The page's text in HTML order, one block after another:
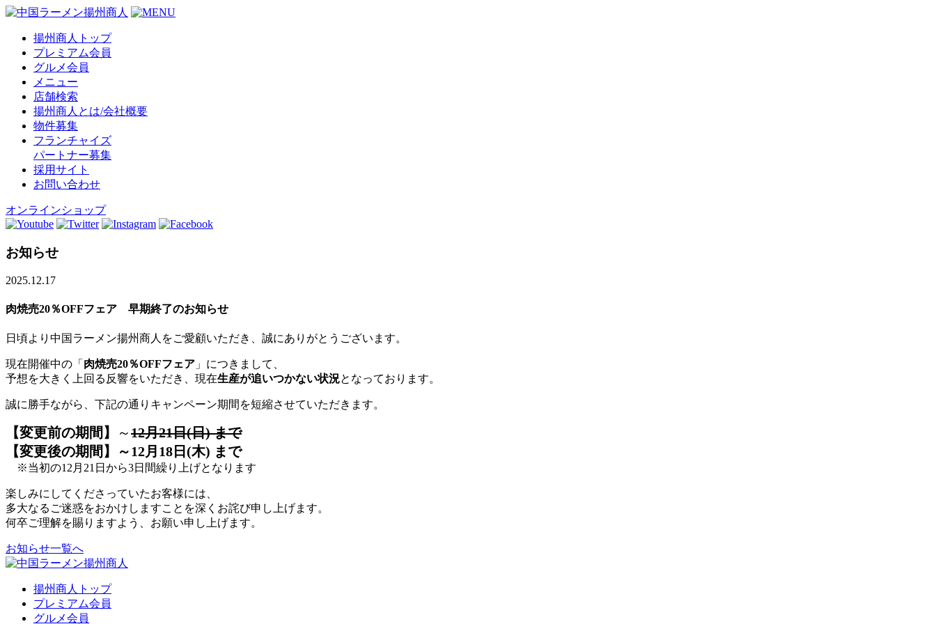
揚州商人トップ
プレミアム会員
グルメ会員
メニュー
店舗検索
揚州商人とは/会社概要
物件募集
フランチャイズ
パートナー募集
採用サイト
お問い合わせ
オンラインショップ
お知らせ
2025.12.17
肉焼売20％OFFフェア 早期終了のお知らせ
日頃より中国ラーメン揚州商人をご愛顧いただき、誠にありがとうございます。
現在開催中の「 肉焼売20％OFFフェア 」につきまして、
予想を大きく上回る反響をいただき、現在生産が追いつかない状況となっております。
誠に勝手ながら、下記の通りキャンペーン期間を短縮させていただきます。
【変更前の期間】 ～12月21日(日) まで
【変更後の期間】～12月18日(木) まで
※当初の12月21日から3日間繰り上げとなります
楽しみにしてくださっていたお客様には、
多大なるご迷惑をおかけしますことを深くお詫び申し上げます。
何卒ご理解を賜りますよう、お願い申し上げます。
お知らせ一覧へ
揚州商人トップ
プレミアム会員
グルメ会員